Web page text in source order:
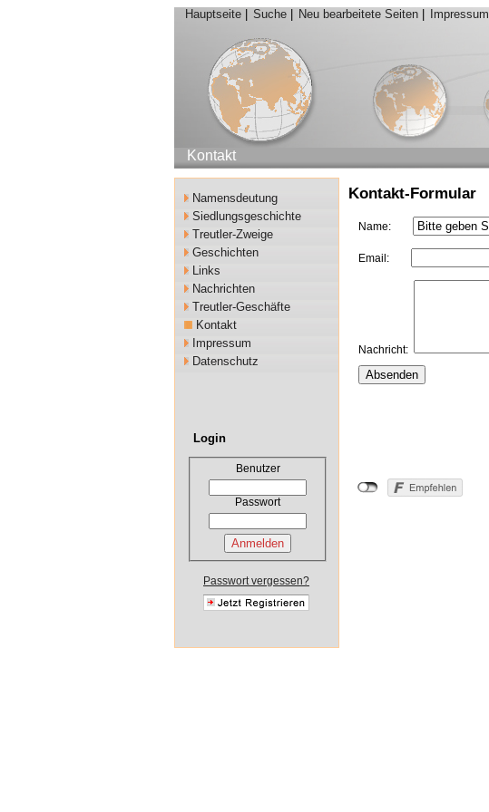
Hauptseite Suche Neu bearbeitete Seiten Impressum
Kontakt
Namensdeutung
Siedlungsgeschichte
Treutler-Zweige
Geschichten
Links
Nachrichten
Treutler-Geschäfte
Kontakt
Impressum
Datenschutz
Login
Benutzer
Passwort
Passwort vergessen?
Kontakt-Formular
Name:
Email:
Nachricht: